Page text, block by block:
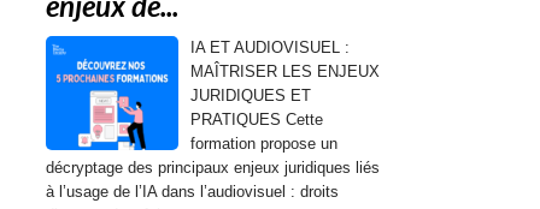
enjeux de...
IA ET AUDIOVISUEL :
MAÎTRISER LES ENJEUX
JURIDIQUES ET
PRATIQUES Cette
formation propose un
décryptage des principaux enjeux juridiques liés
à l’usage de l’IA dans l’audiovisuel : droits